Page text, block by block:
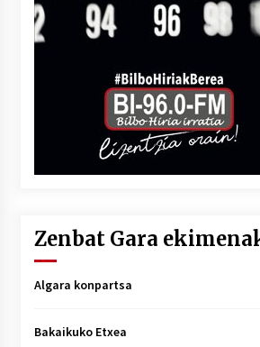
Zenbat Gara
Algara konpartsa
Bakaikuko Etxea